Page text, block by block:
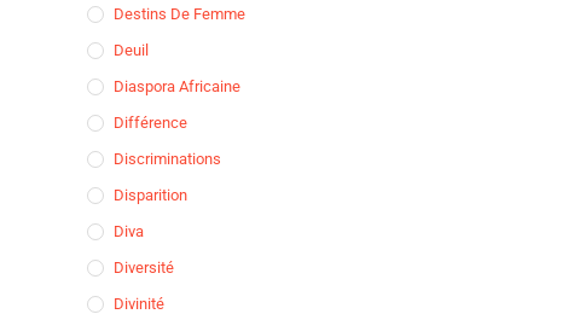
Destins De Femme
Deuil
Diaspora Africaine
Différence
Discriminations
Disparition
Diva
Diversité
Divinité